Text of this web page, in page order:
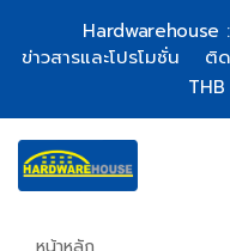
Hardwarehouse
ข่าวสารและโปรโมชั่น
ติ
THB